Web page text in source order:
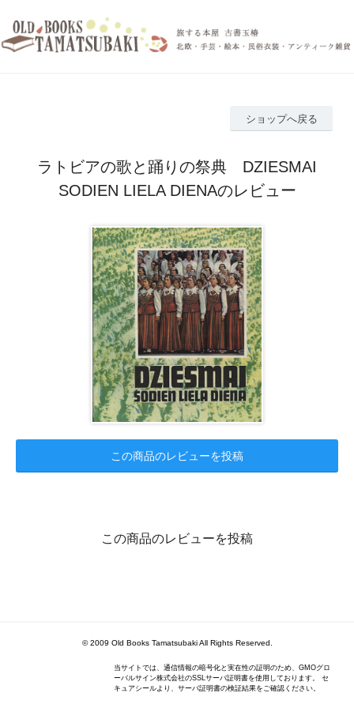
ショップへ戻る
ラトビアの歌と踊りの祭典 DZIESMAI
SODIEN LIELA DIENAのレビュー
この商品のレビューを投稿
この商品のレビューを投稿
© 2009 Old Books Tamatsubaki All Rights Reserved.
当サイトでは、通信情報の暗号化と実在性の証明のため、GMOグロ
ーバルサイン株式会社のSSLサーバ証明書を使用しております。 セ
キュアシールより、サーバ証明書の検証結果をご確認ください。